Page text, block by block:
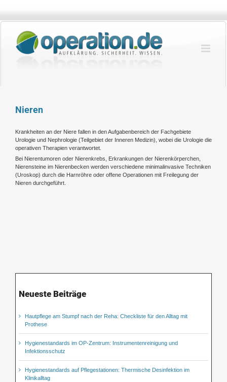
springen
Nieren
Krankheiten an der Niere fallen in den Aufgabenbereich der Fachgebiete
Urologie und Nephrologie (Teilgebiet der Inneren Medizin), wobei die Urologie die
operativen Therapien verantwortet.
Bei Nierentumoren oder Nierenkrebs, Erkrankungen der Nierenkörperchen,
Nierensteine im Nierenbecken werden verschiedene minimalinvasive Techniken
(Uroskop) durch die Harnröhre oder offene Operationen mit Freilegung der
Nieren durchgeführt.
Neueste Beiträge
Hautpflege am Stumpf nach der Reha: Checkliste für den Alltag mit
Prothese
Hygienestandards im OP-Zentrum: Instrumentenreinigung und
Infektionsschutz
Hygienestandards auf Pflegestationen: Thermische Desinfektion im
Klinikalltag